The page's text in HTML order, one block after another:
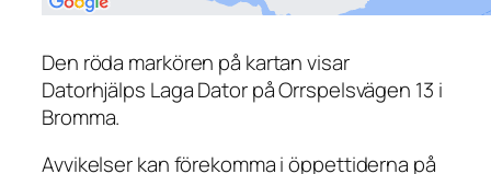
Den röda markören på kartan visar
Datorhjälps Laga Dator på Orrspelsvägen 13 i
Bromma.
Avvikelser kan förekomma i öppettiderna på